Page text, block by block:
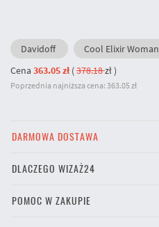
Davidoff
Cool Elixir Woman
Cena 363.05 zł(378.18zł)
Poprzednia najniższa cena: 363.05 zł
DARMOWA DOSTAWA
DLACZEGO WIZAŻ24
POMOC W ZAKUPIE